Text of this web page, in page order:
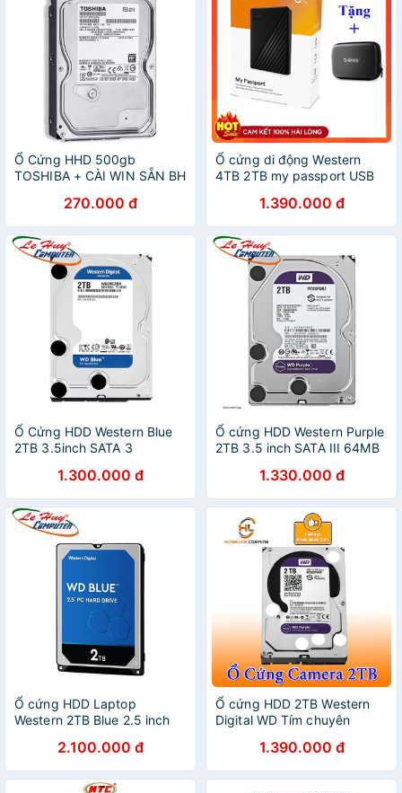
Ổ Cứng HHD 500gb
TOSHIBA + CÀI WIN SẴN BH
270.000 đ
Ổ cứng di động Western
4TB 2TB my passport USB
1.390.000 đ
Ổ Cứng HDD Western Blue
2TB 3.5inch SATA 3
1.300.000 đ
Ổ cứng HDD Western Purple
2TB 3.5 inch SATA III 64MB
WD20PURZ1.330.000 đ
Ổ cứng HDD Laptop
Western 2TB Blue 2.5 inch
Cache (WD20SPZX)
2.100.000 đ
Ổ cứng HDD 2TB Western
Digital WD Tím chuyên
1.390.000 đ